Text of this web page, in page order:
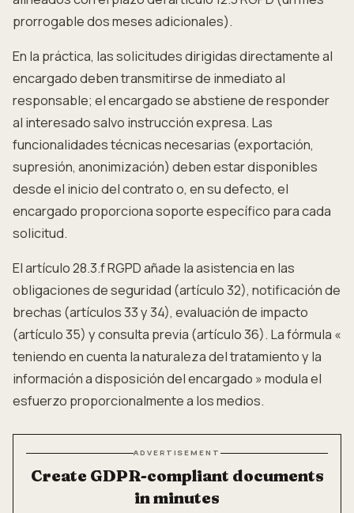
prorrogable dos meses adicionales).
En la práctica, las solicitudes dirigidas directamente al
encargado deben transmitirse de inmediato al
responsable; el encargado se abstiene de responder
al interesado salvo instrucción expresa. Las
funcionalidades técnicas necesarias (exportación,
supresión, anonimización) deben estar disponibles
desde el inicio del contrato o, en su defecto, el
encargado proporciona soporte específico para cada
solicitud.
El artículo 28.3.f RGPD añade la asistencia en las
obligaciones de seguridad (artículo 32), notificación de
brechas (artículos 33 y 34), evaluación de impacto
(artículo 35) y consulta previa (artículo 36). La fórmula «
teniendo en cuenta la naturaleza del tratamiento y la
información a disposición del encargado » modula el
esfuerzo proporcionalmente a los medios.
ADVERTISEMENT
Create GDPR-compliant documents
in minutes